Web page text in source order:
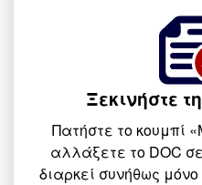
Ξεκινήστε
Πατήστε το κουμπί
αλλάξετε το DOC
διαρκεί συνήθως